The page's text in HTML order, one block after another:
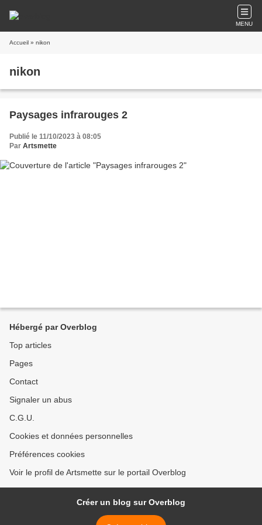
MENU
Accueil » nikon
nikon
Paysages infrarouges 2
Publié le 11/10/2023 à 08:05
Par Artsmette
Hébergé par Overblog
Top articles
Pages
Contact
Signaler un abus
C.G.U.
Cookies et données personnelles
Préférences cookies
Voir le profil de Artsmette sur le portail Overblog
Créer un blog sur Overblog